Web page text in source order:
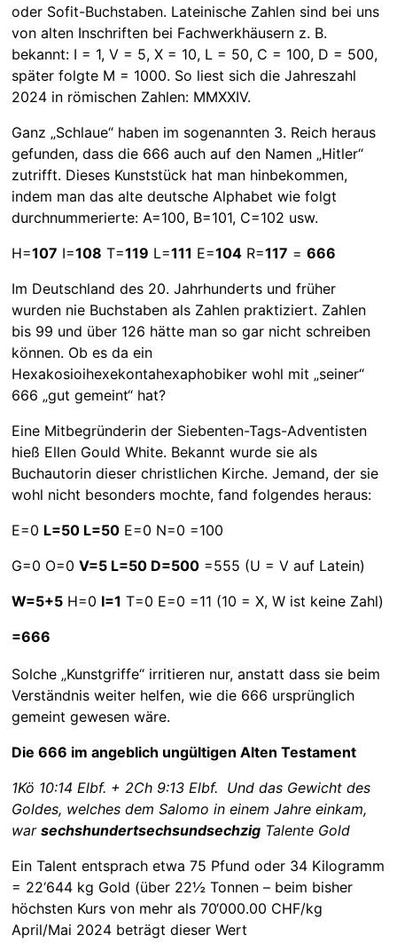
oder Sofit-Buchstaben. Lateinische Zahlen sind bei uns
von alten Inschriften bei Fachwerkhäusern z. B.
bekannt: I = 1, V = 5, X = 10, L = 50, C = 100, D = 500,
später folgte M = 1000. So liest sich die Jahreszahl
2024 in römischen Zahlen: MMXXIV.
Ganz „Schlaue“ haben im sogenannten 3. Reich heraus
gefunden, dass die 666 auch auf den Namen „Hitler“
zutrifft. Dieses Kunststück hat man hinbekommen,
indem man das alte deutsche Alphabet wie folgt
durchnummerierte: A=100, B=101, C=102 usw.
H=107 I=108 T=119 L=111 E=104R=117 = 666
Im Deutschland des 20. Jahrhunderts und früher
wurden nie Buchstaben als Zahlen praktiziert. Zahlen
bis 99 und über 126 hätte man so gar nicht schreiben
können. Ob es da ein
Hexakosioihexekontahexaphobiker wohl mit „seiner“
666 „gut gemeint“ hat?
Eine Mitbegründerin der Siebenten-Tags-Adventisten
hieß Ellen Gould White. Bekannt wurde sie als
Buchautorin dieser christlichen Kirche. Jemand, der sie
wohl nicht besonders mochte, fand folgendes heraus:
E=0 L=50 L=50E=0 N=0 =100
G=0 O=0 V=5 L=50 D=500=555 (U = V auf Latein)
W=5+5H=0 I=1 T=0 E=0 =11 (10 = X, W ist keine Zahl)
=666
Solche „Kunstgriffe“ irritieren nur, anstatt dass sie beim
Verständnis weiter helfen, wie die 666 ursprünglich
gemeint gewesen wäre.
Die 666 im angeblich ungültigen Alten Testament
1Kö 10:14 Elbf. + 2Ch 9:13 Elbf. Und das Gewicht des
Goldes, welches dem Salomo in einem Jahre einkam,
war sechshundertsechsundsechzigTalente Gold
Ein Talent entsprach etwa 75 Pfund oder 34 Kilogramm
= 22‘644 kg Gold (über 22½ Tonnen – beim bisher
höchsten Kurs von mehr als 70‘000.00 CHF/kg
April/Mai 2024 beträgt dieser Wert